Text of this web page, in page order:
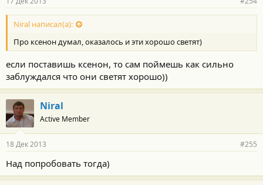
Niral написал(а):
Про ксенон думал, оказалось и эти хорошо светят)
если поставишь ксенон, то сам поймешь как сильно
заблуждался что они светят хорошо))
Niral
Active Member
18 Дек 2013 #255
Над попробовать тогда)